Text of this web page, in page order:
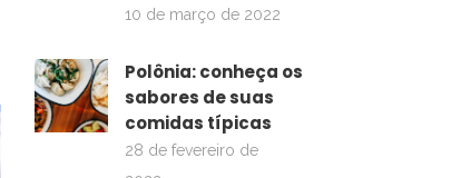
10 de março de 2022
Polônia: conheça os
sabores de suas
comidas típicas
28 de fevereiro de